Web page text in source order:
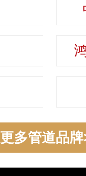
更多管道品